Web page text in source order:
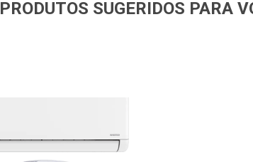
PRODUTOS SUGERIDOS PARA